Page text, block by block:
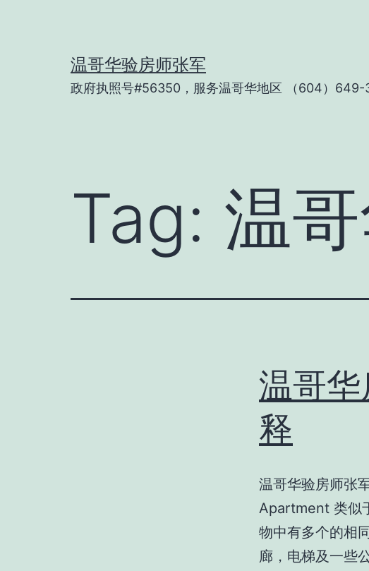
温哥华验房师张军
政府执照号#56350，服务温哥华地区 （604）649-
Tag: 温
温哥
释
温哥华验房师张
Apartment 类似
物中有多个的相
廊，电梯及一些